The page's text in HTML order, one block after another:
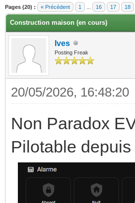
Pages (20) : « Précédent 1 16 17 18
Construction maison (en cours)
Ives
Posting Freak
20/05/2026, 16:48:20
Non Paradox
Pilotable